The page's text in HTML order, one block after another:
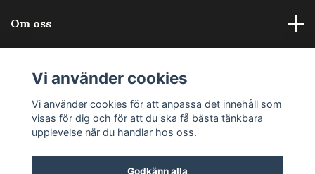
Om oss
Sociala medier
Vi använder cookies
Vi använder cookies för att anpassa det innehåll som
visas för dig och för att du ska få bästa tänkbara
upplevelse när du handlar hos oss.
Godkänn alla